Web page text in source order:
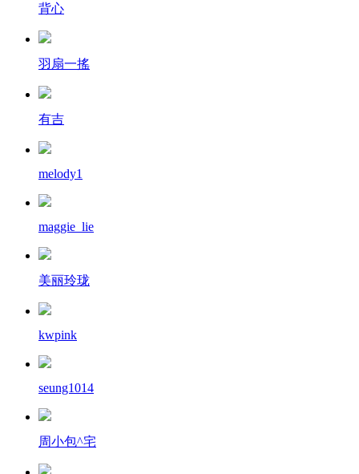
背心
羽扇一搖
有吉
melody1
maggie_lie
美丽玲珑
kwpink
seung1014
周小包^宅